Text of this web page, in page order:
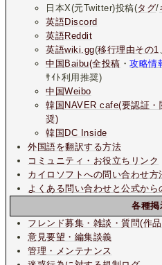
日本X(元Twitter)投稿(タグ/
英語Discord
英語Reddit
英語wiki.gg(移行理由その1
中国Baibu(全投稿 ・攻略情
ｻｲﾄ利用推奨)
中国Weibo
韓国NAVER cafe(要認証
奨)
韓国DC Inside
外国語を翻訳する方法
コミュニティ・お役立ちリンク
カイロソフトへの問い合わせ方
よくある問い合わせと公式から
各種掲
フレンド募集・雑談・質問(作
意見要望・編集談義
管理・メンテナンス